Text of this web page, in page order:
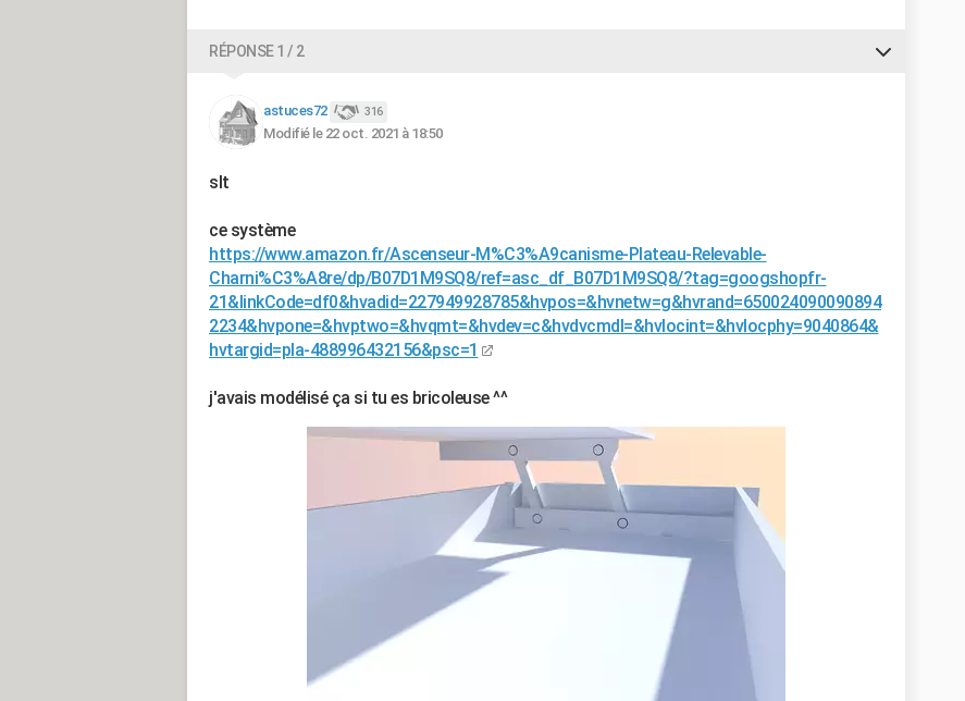
RÉPONSE 1 / 2
astuces72 316
Modifié le 22 oct. 2021 à 18:50
slt
ce système
https://www.amazon.fr/Ascenseur-M%C3%A9canisme-Plateau-Relevable-
Charni%C3%A8re/dp/B07D1M9SQ8/ref=asc_df_B07D1M9SQ8/?tag=googshopfr-
21&linkCode=df0&hvadid=227949928785&hvpos=&hvnetw=g&hvrand=650024090090894
2234&hvpone=&hvptwo=&hvqmt=&hvdev=c&hvdvcmdl=&hvlocint=&hvlocphy=9040864&
hvtargid=pla-488996432156&psc=1
j'avais modélisé ça si tu es bricoleuse ^^